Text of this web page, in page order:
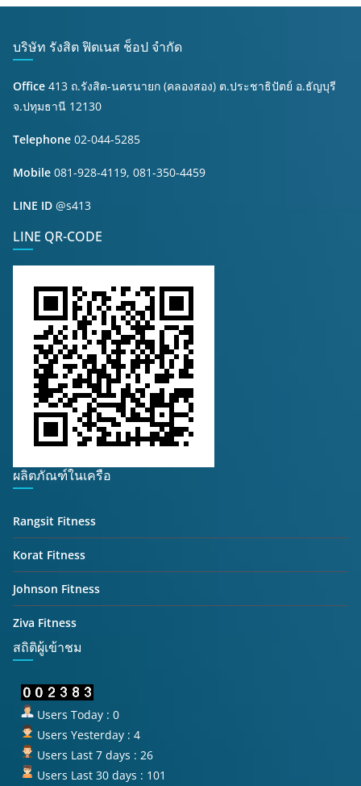
บริษัท รังสิต ฟิตเนส ช็อป จำกัด
Office 413 ถ.รังสิต-นครนายก (คลองสอง) ต.ประชาธิปัตย์ อ.ธัญบุรี
จ.ปทุมธานี 12130
Telephone 02-044-5285
Mobile 081-928-4119, 081-350-4459
LINE ID @s413
LINE QR-CODE
ผลิตภัณฑ์ในเครือ
Rangsit Fitness
Korat Fitness
Johnson Fitness
Ziva Fitness
สถิติผู้เข้าชม
Users Today : 0
Users Yesterday : 4
Users Last 7 days : 26
Users Last 30 days : 101